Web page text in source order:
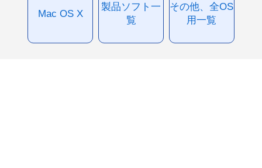
Mac OS X
製品ソフト一
覧
その他、全OS
用一覧